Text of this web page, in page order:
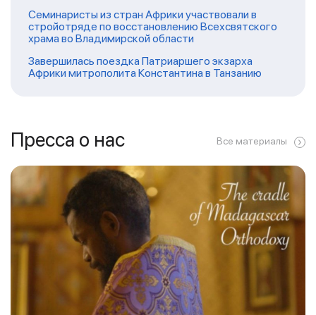
Семинаристы из стран Африки участвовали в
стройотряде по восстановлению Всехсвятского
храма во Владимирской области
Завершилась поездка Патриаршего экзарха
Африки митрополита Константина в Танзанию
Пресса о нас Все материалы